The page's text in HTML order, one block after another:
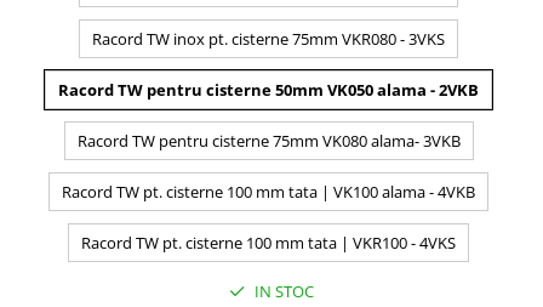
Racord TW inox pt. cisterne 75mm VKR080 - 3VKS
Racord TW pentru cisterne 50mm VK050 alama - 2VKB
Racord TW pentru cisterne 75mm VK080 alama- 3VKB
Racord TW pt. cisterne 100 mm tata | VK100 alama - 4VKB
Racord TW pt. cisterne 100 mm tata | VKR100 - 4VKS
IN STOC